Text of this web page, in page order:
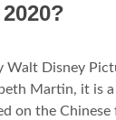
Walt Disney
Martin, it
on the